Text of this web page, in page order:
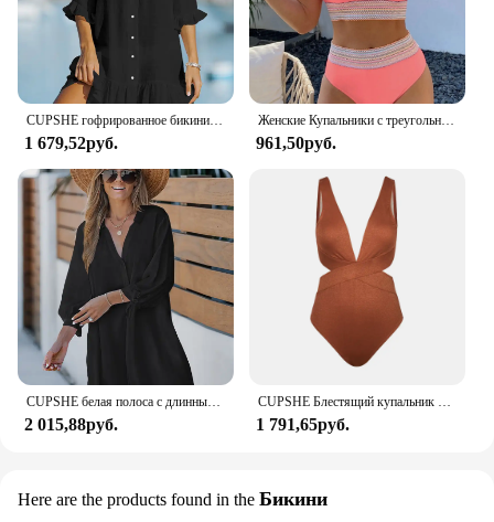
CUPSHE гофрированное бикини с длинным рукавом, накидка для женщин, рубашка, Пляжное Платье, туника, платье-рубашка, 2023, Летнее мини-платье, пляжная одежда
1 679,52руб.
Женские Купальники с треугольным разрезом и высокой талией, Комплект трусов, однотонный костюм на бретелях, купальник
961,50руб.
CUPSHE белая полоса с длинным рукавом бикини накидка для женщин Рубашка Пляжное Платье туника рубашка платье 2023 летнее Мини платье Пляжная одежда
2 015,88руб.
CUPSHE Блестящий купальник с глубоким вырезом, Цельный купальник для женщин, сексуальный Монокини на спине, купальник, новинка 2023, купальный костюм, пляжная одежда
1 791,65руб.
Here are the products found in the Бикини